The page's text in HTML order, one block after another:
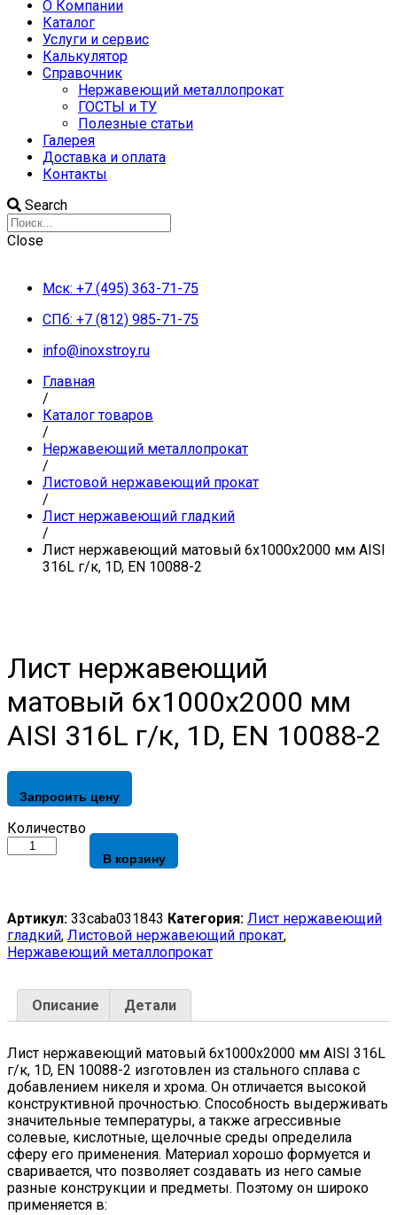
О Компании
Каталог
Услуги и сервис
Калькулятор
Справочник
Нержавеющий металлопрокат
ГОСТЫ и ТУ
Полезные статьи
Галерея
Доставка и оплата
Контакты
Search
Close
Мск: +7 (495) 363-71-75
СПб: +7 (812) 985-71-75
info@inoxstroy.ru
Главная
/
Каталог товаров
/
Нержавеющий металлопрокат
/
Листовой нержавеющий прокат
/
Лист нержавеющий гладкий
/
Лист нержавеющий матовый 6х1000х2000 мм AISI
316L г/к, 1D, EN 10088-2
Лист нержавеющий
матовый 6х1000х2000 мм
AISI 316L г/к, 1D, EN 10088-2
Запросить цену
Лист
нержавеющий
AISI
316L
г/
к,
EN
10088-
quantity
Количество
В корзину
Артикул: 33caba031843 Категория: Лист нержавеющий
гладкий, Листовой нержавеющий прокат,
Нержавеющий металлопрокат
Описание Детали
Лист нержавеющий матовый 6х1000х2000 мм AISI 316L
г/к, 1D, EN 10088-2 изготовлен из стального сплава с
добавлением никеля и хрома. Он отличается высокой
конструктивной прочностью. Способность выдерживать
значительные температуры, а также агрессивные
солевые, кислотные, щелочные среды определила
сферу его применения. Материал хорошо формуется и
сваривается, что позволяет создавать из него самые
разные конструкции и предметы. Поэтому он широко
применяется в: